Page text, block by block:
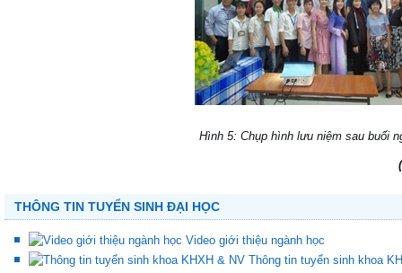
Hình 5: Chụp hình lưu niệm sau buối
THÔNG TIN TUYỂN SINH ĐẠI HỌC
Video giới thiệu ngành học
Thông tin tuyển sinh khoa